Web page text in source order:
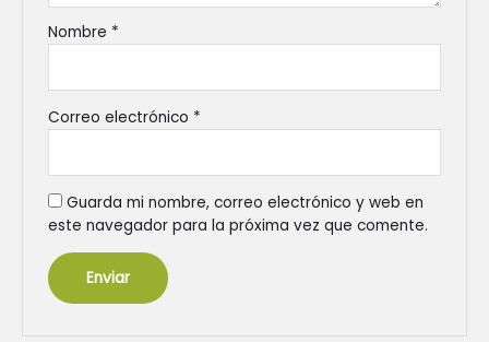
Nombre *
Correo electrónico *
Guarda mi nombre, correo electrónico y web en
este navegador para la próxima vez que comente.